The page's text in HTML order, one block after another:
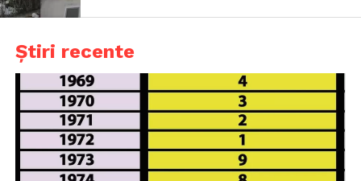
Știri recente